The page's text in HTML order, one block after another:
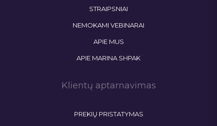
STRAIPSNIAI
NEMOKAMI VEBINARAI
APIE MUS
APIE MARINA SHPAK
Klientų aptarnavimas
PREKIŲ PRISTATYMAS